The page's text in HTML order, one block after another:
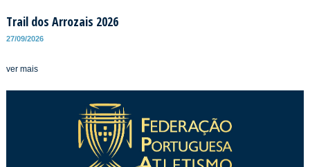
Trail dos Arrozais 2026
27/09/2026
ver mais